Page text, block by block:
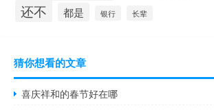
还不 都是 银行 长辈
猜你想看的文章
喜庆祥和的春节好在哪